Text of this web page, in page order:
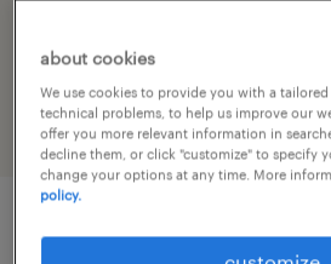
warehousing & distribution
about cookies
We use cookies to provide you with a
technical problems, to help us improve our
offer you more relevant information in
decline them, or click "customize" to specify
change your options at any time. More
policy.